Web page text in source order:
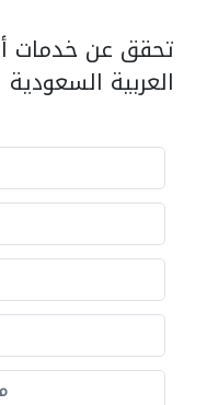
تحقق عن خدمات
العربية السعودية